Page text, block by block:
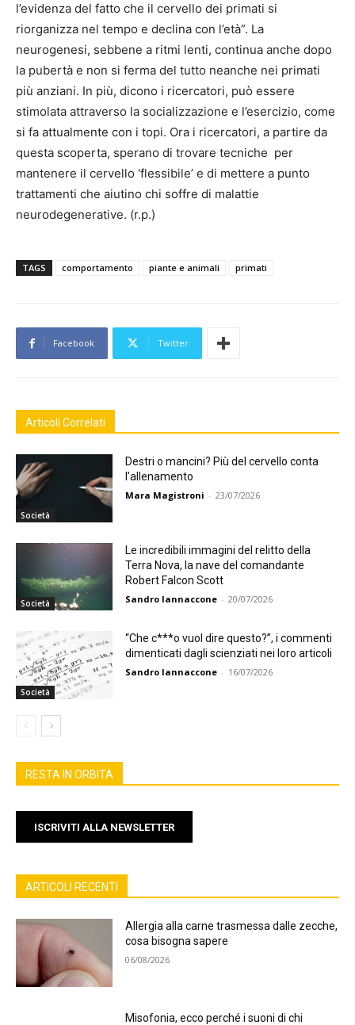
l’evidenza del fatto che il cervello dei primati si
riorganizza nel tempo e declina con l’età”. La
neurogenesi, sebbene a ritmi lenti, continua anche dopo
la pubertà e non si ferma del tutto neanche nei primati
più anziani. In più, dicono i ricercatori, può essere
stimolata attraverso la socializzazione e l’esercizio, come
si fa attualmente con i topi. Ora i ricercatori, a partire da
questa scoperta, sperano di trovare tecniche per
mantenere il cervello ‘flessibile’ e di mettere a punto
trattamenti che aiutino chi soffre di malattie
neurodegenerative. (r.p.)
TAGS comportamento piante e animali primati
Facebook Twitter
Articoli Correlati
Società
Destri o mancini? Più del cervello conta
l’allenamento
Mara Magistroni - 23/07/2026
Società
Le incredibili immagini del relitto della
Terra Nova, la nave del comandante
Robert Falcon Scott
Sandro Iannaccone - 20/07/2026
Società
“Che c***o vuol dire questo?”, i commenti
dimenticati dagli scienziati nei loro articoli
Sandro Iannaccone - 16/07/2026
RESTA IN ORBITA
ISCRIVITI ALLA NEWSLETTER
ARTICOLI RECENTI
Allergia alla carne trasmessa dalle zecche,
cosa bisogna sapere
06/08/2026
Misofonia, ecco perché i suoni di chi